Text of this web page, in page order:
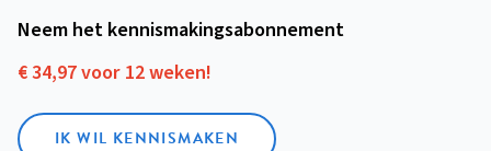
Neem het kennismakings­abonnement
€ 34,97 voor 12 weken!
IK WIL KENNISMAKEN